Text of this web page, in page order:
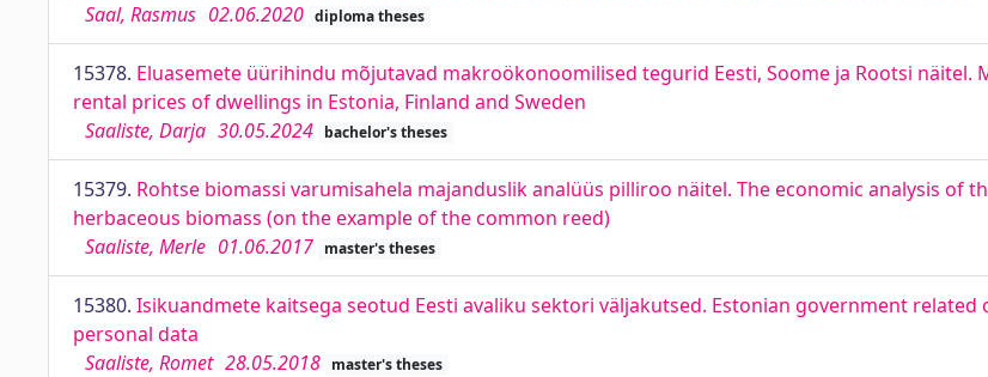
Saal, Rasmus 02.06.2020 diploma theses
15378. Eluasemete üürihindu mõjutavad makroökonoomilised tegurid Eesti, Soome ja Rootsi
rental prices of dwellings in Estonia, Finland and Sweden
Saaliste, Darja 30.05.2024 bachelor's theses
15379. Rohtse biomassi varumisahela majanduslik analüüs pilliroo näitel. The economic analysis of
herbaceous biomass (on the example of the common reed)
Saaliste, Merle 01.06.2017 master's theses
15380. Isikuandmete kaitsega seotud Eesti avaliku sektori väljakutsed. Estonian government
personal data
Saaliste, Romet 28.05.2018 master's theses